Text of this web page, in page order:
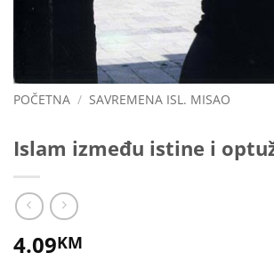
POČETNA / SAVREMENA ISL. MISAO
Islam između istine i
4.09KM